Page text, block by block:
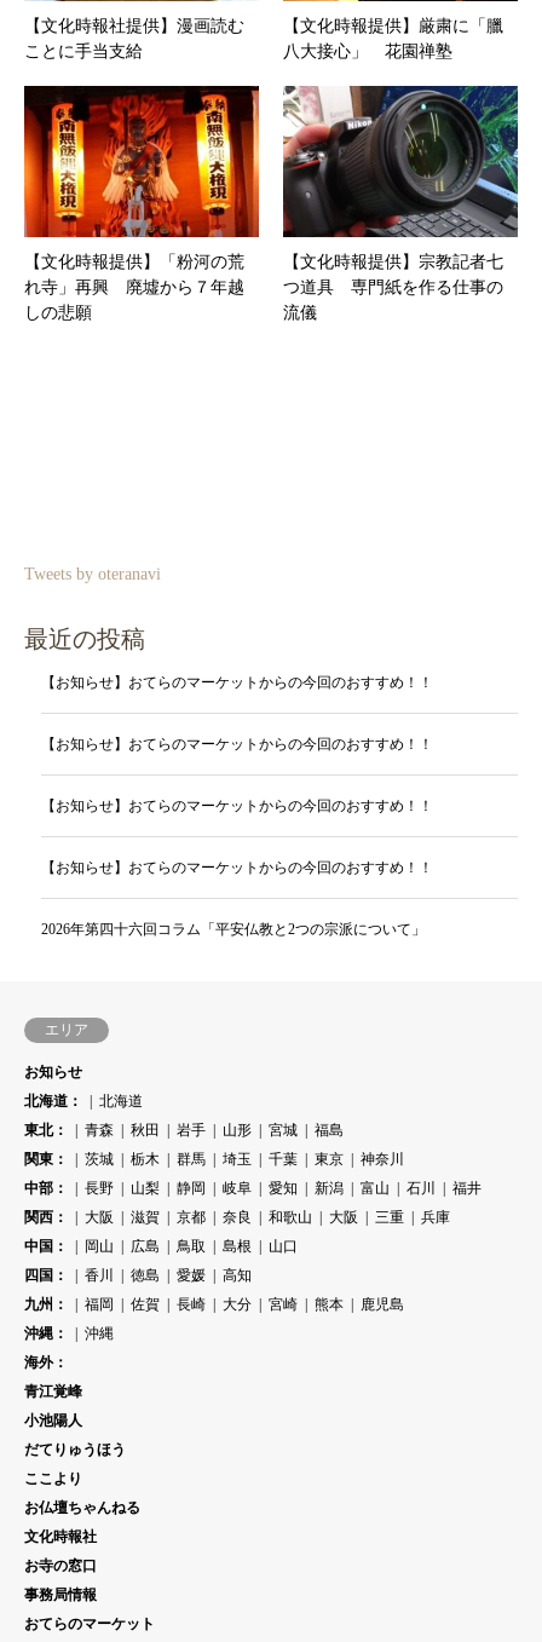
【文化時報社提供】漫画読む
ことに手当支給
【文化時報提供】厳粛に「臘
八大接心」 花園禅塾
【文化時報提供】「粉河の荒
れ寺」再興 廃墟から７年越
しの悲願
【文化時報提供】宗教記者七
つ道具 専門紙を作る仕事の
流儀
Tweets by oteranavi
最近の投稿
【お知らせ】おてらのマーケットからの今回のおすすめ！！
【お知らせ】おてらのマーケットからの今回のおすすめ！！
【お知らせ】おてらのマーケットからの今回のおすすめ！！
【お知らせ】おてらのマーケットからの今回のおすすめ！！
2026年第四十六回コラム「平安仏教と2つの宗派について」
エリア
お知らせ
北海道：
北海道
東北：
青森 秋田 岩手 山形 宮城
福島
関東：
茨城 栃木 群馬 埼玉 千葉 東京
神奈川
中部：
長野 山梨 静岡 岐阜 愛知 新潟 富山 石川
福井
関西：
大阪 滋賀 京都 奈良 和歌山 大阪 三重
兵庫
中国：
岡山 広島 鳥取 島根
山口
四国：
香川 徳島 愛媛
高知
九州：
福岡 佐賀 長崎 大分 宮崎 熊本
鹿児島
沖縄：
沖縄
海外：
青江覚峰
小池陽人
だてりゅうほう
ここより
お仏壇ちゃんねる
文化時報社
お寺の窓口
事務局情報
おてらのマーケット